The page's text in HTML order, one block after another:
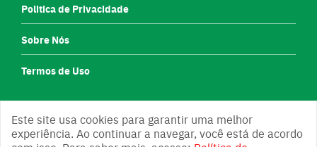
Politica de Privacidade
Sobre Nós
Termos de Uso
Este site usa cookies para garantir uma melhor
experiência. Ao continuar a navegar, você está de acordo